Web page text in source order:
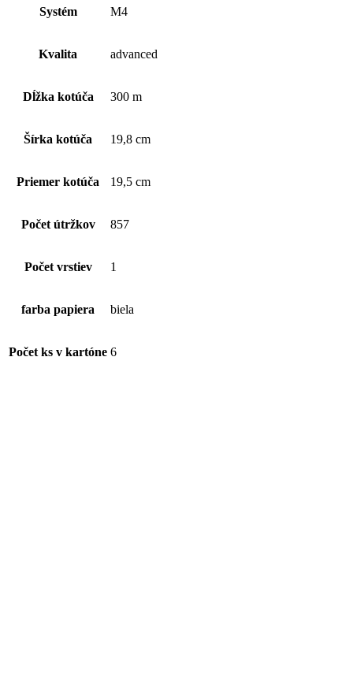
stredovým
odvíjaním
kart.-
vrstvový,
Systém M4
Kvalita advanced
Dĺžka kotúča 300 m
Šírka kotúča 19,8 cm
Priemer kotúča 19,5 cm
Počet útržkov 857
Počet vrstiev 1
farba papiera biela
Počet ks v kartóne 6